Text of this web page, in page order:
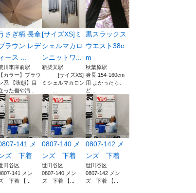
さぎ柄 長傘
ラウン レデ
ィース ...
川車庫前駅
【カラー】ブラウ
系 【状態】目
った傷や汚...
[サイズXS]ミ
シェルマカロ
ンニットワ...
新柴又駅
[サイズXS]
ミシェルマカロン
黒スラックス
ウエスト38c
m
秋葉原駅
身長:154-160cm
用 よかったら､
ど...
141 メ
ズ 下着
田谷区
141 メン
下着 【...
0807-140 メ
ンズ 下着
世田谷区
0807-140 メン
ズ 下着 【...
0807-142 メ
ンズ 下着
世田谷区
0807-142 メン
ズ 下着 【...